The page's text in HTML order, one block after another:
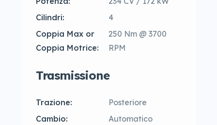
Cilindri:
4
Coppia Max or
Coppia Motrice:
250 Nm @ 3700
RPM
Trasmissione
Trazione:
Posteriore
Cambio:
Automatico